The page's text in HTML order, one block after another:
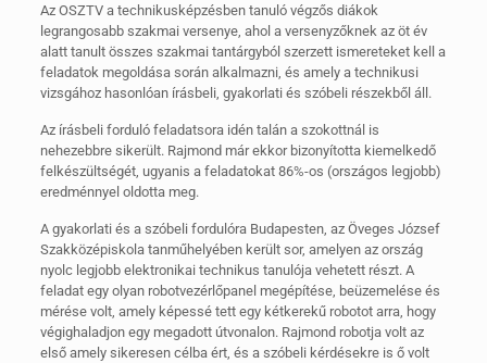
Az OSZTV a technikusképzésben tanuló végzős diákok
legrangosabb szakmai versenye, ahol a versenyzőknek az öt év
alatt tanult összes szakmai tantárgyból szerzett ismereteket kell a
feladatok megoldása során alkalmazni, és amely a technikusi
vizsgához hasonlóan írásbeli, gyakorlati és szóbeli részekből áll.
Az írásbeli forduló feladatsora idén talán a szokottnál is
nehezebbre sikerült. Rajmond már ekkor bizonyította kiemelkedő
felkészültségét, ugyanis a feladatokat 86%-os (országos legjobb)
eredménnyel oldotta meg.
A gyakorlati és a szóbeli fordulóra Budapesten, az Öveges József
Szakközépiskola tanműhelyében került sor, amelyen az ország
nyolc legjobb elektronikai technikus tanulója vehetett részt. A
feladat egy olyan robotvezérlőpanel megépítése, beüzemelése és
mérése volt, amely képessé tett egy kétkerekű robotot arra, hogy
végighaladjon egy megadott útvonalon. Rajmond robotja volt az
első amely sikeresen célba ért, és a szóbeli kérdésekre is ő volt